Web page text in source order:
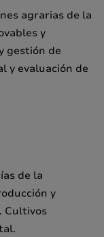
agrarias de la
y
gestión de
y evaluación de
de la
y
Cultivos